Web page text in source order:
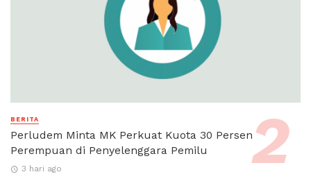
BERITA
Perludem Minta MK Perkuat Kuota 30 Persen
Perempuan di Penyelenggara Pemilu
3 hari ago